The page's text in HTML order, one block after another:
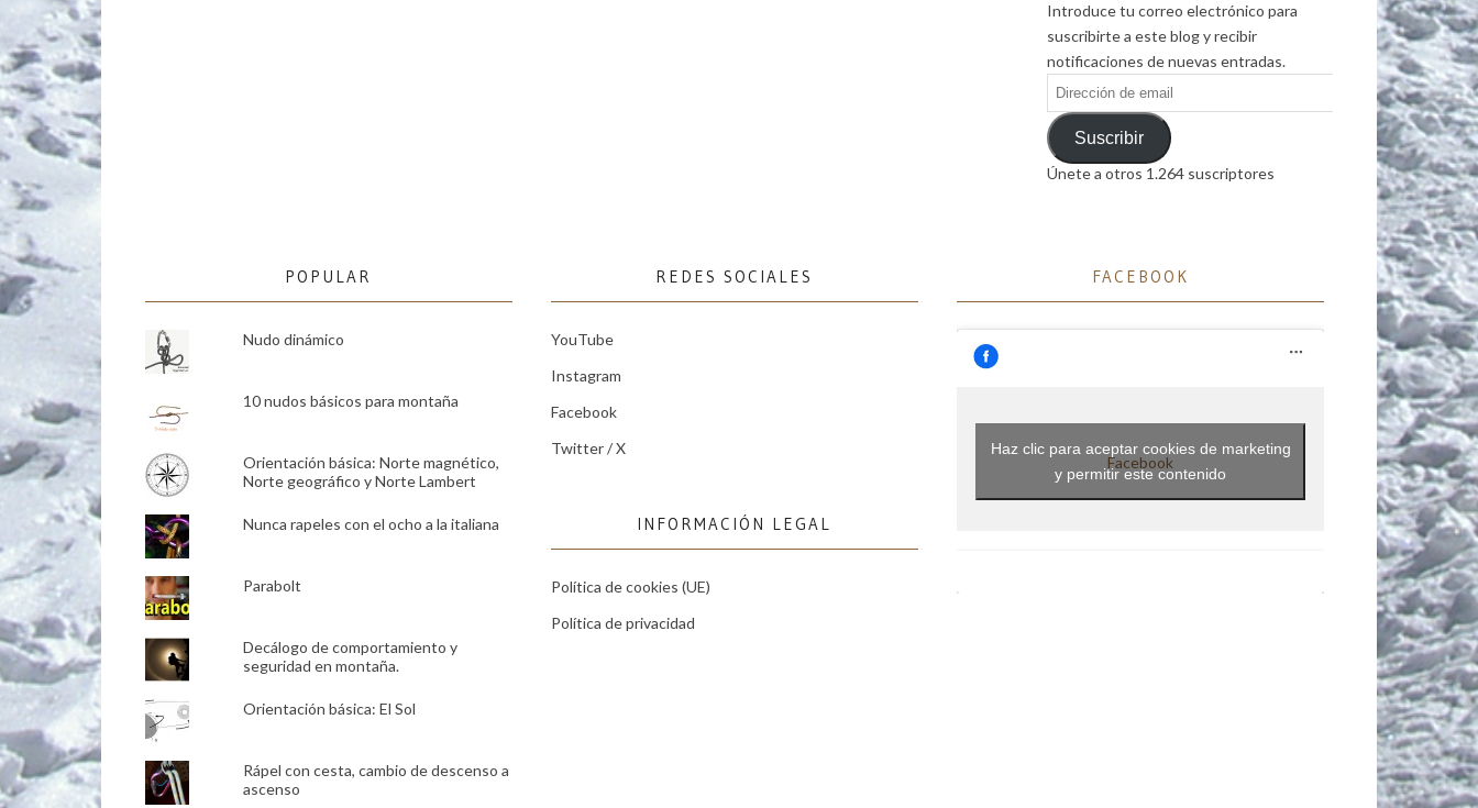
Introduce tu correo electrónico para
suscribirte a este blog y recibir
notificaciones de nuevas entradas.
Dirección
de
emailSuscribir
Únete a otros 1.264 suscriptores
POPULAR
Nudo dinámico
10 nudos básicos para montaña
Orientación básica: Norte magnético,
Norte geográfico y Norte Lambert
Nunca rapeles con el ocho a la italiana
Parabolt
Decálogo de comportamiento y
seguridad en montaña.
Orientación básica: El Sol
Rápel con cesta, cambio de descenso a
ascenso
REDES SOCIALES
YouTube
Instagram
Facebook
Twitter / X
INFORMACIÓN LEGAL
Política de cookies (UE)
Política de privacidad
FACEBOOK
Facebook
Haz clic para aceptar cookies de marketing
y permitir este contenido